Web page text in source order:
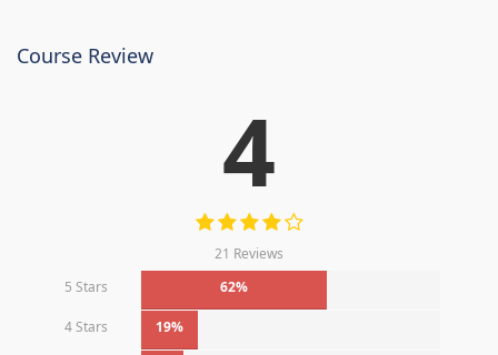
Course Review
4
21 Reviews
5 Stars
62%
4 Stars 19%